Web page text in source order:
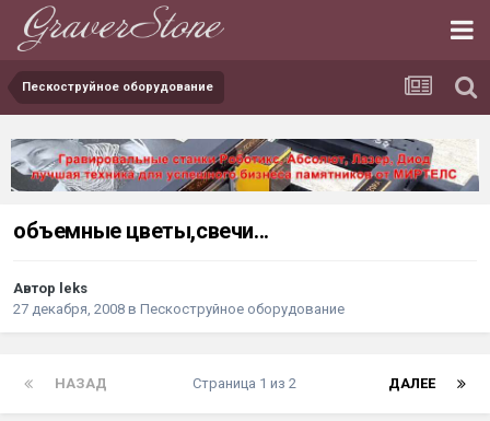
Пескоструйное оборудование
объемные цветы,свечи...
Автор leks
27 декабря, 2008 в Пескоструйное оборудование
НАЗАД ДАЛЕЕ
Страница 1 из 2